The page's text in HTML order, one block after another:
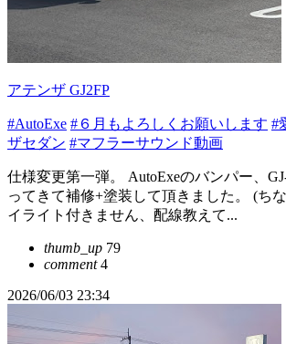
アテンザ GJ2FP
#AutoExe #６月もよろしくお願いします #
ザセダン #マフラーサウンド動画
仕様変更第一弾。 AutoExeのバンパー、
ってきて補修+塗装して頂きました。 (ち
イライト付きません、配線教えて...
thumb_up 79
comment4
2026/06/03 23:34